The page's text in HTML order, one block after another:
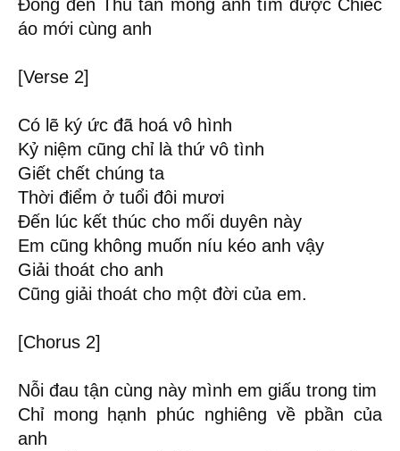
Đông đến Thu tàn mong anh tìm được Chiếc
áo mới cùng anh
[Verse 2]
Có lẽ ký ức đã hoá vô hình
Kỷ niệm cũng chỉ là thứ vô tình
Giết chết chúng ta
Thời điểm ở tuổi đôi mươi
Đến lúc kết thúc cho mối duyên này
Em cũng không muốn níu kéo anh vậy
Giải thoát cho anh
Cũng giải thoát cho một đời của em.
[Chorus 2]
Nỗi đau tận cùng này mình em giấu trong tim
Chỉ mong hạnh phúc nghiêng về pbần của
anh